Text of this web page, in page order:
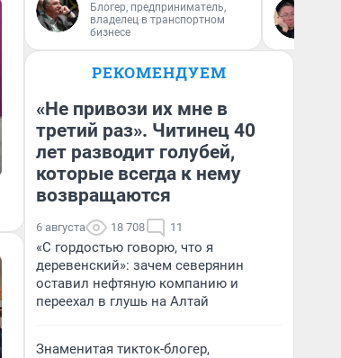
Блогер, предприниматель,
владелец в транспортном
бизнесе
РЕКОМЕНДУЕМ
«Не привози их мне в
третий раз». Читинец 40
лет разводит голубей,
которые всегда к нему
возвращаются
6 августа 18 708 11
«С гордостью говорю, что я
деревенский»: зачем северянин
оставил нефтяную компанию и
переехал в глушь на Алтай
Знаменитая тикток-блогер,